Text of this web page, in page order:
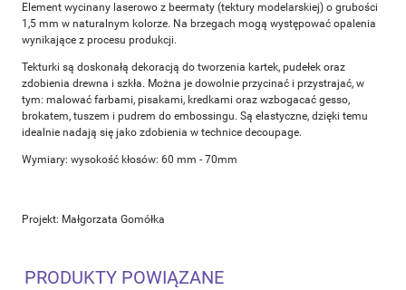
Element wycinany laserowo z beermaty (tektury modelarskiej) o grubości
1,5 mm w naturalnym kolorze. Na brzegach mogą występować opalenia
wynikające z procesu produkcji.
Tekturki są doskonałą dekoracją do tworzenia kartek, pudełek oraz
zdobienia drewna i szkła. Można je dowolnie przycinać i przystrajać, w
tym: malować farbami, pisakami, kredkami oraz wzbogacać gesso,
brokatem, tuszem i pudrem do embossingu. Są elastyczne, dzięki temu
idealnie nadają się jako zdobienia w technice decoupage.
Wymiary: wysokość kłosów: 60 mm - 70mm
Projekt: Małgorzata Gomółka
PRODUKTY POWIĄZANE